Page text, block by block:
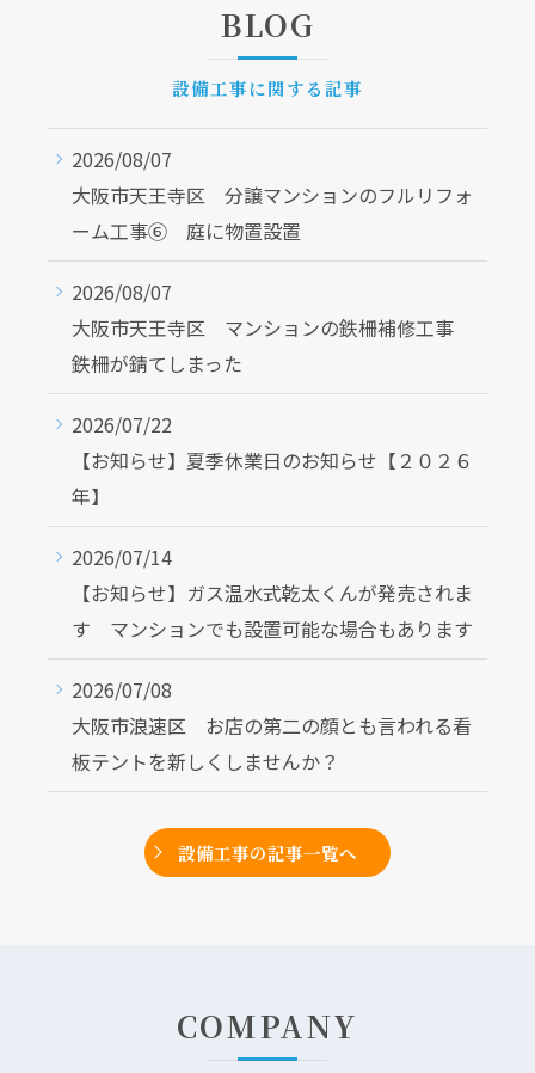
設備工事に関する記事
BLOG
2026/08/07
大阪市天王寺区 分譲マンションのフルリフォ
ーム工事⑥ 庭に物置設置
2026/08/07
大阪市天王寺区 マンションの鉄柵補修工事
鉄柵が錆てしまった
2026/07/22
【お知らせ】夏季休業日のお知らせ【２０２６
年】
2026/07/14
【お知らせ】ガス温水式乾太くんが発売されま
す マンションでも設置可能な場合もあります
2026/07/08
大阪市浪速区 お店の第二の顔とも言われる看
板テントを新しくしませんか？
設備工事の記事一覧へ
COMPANY